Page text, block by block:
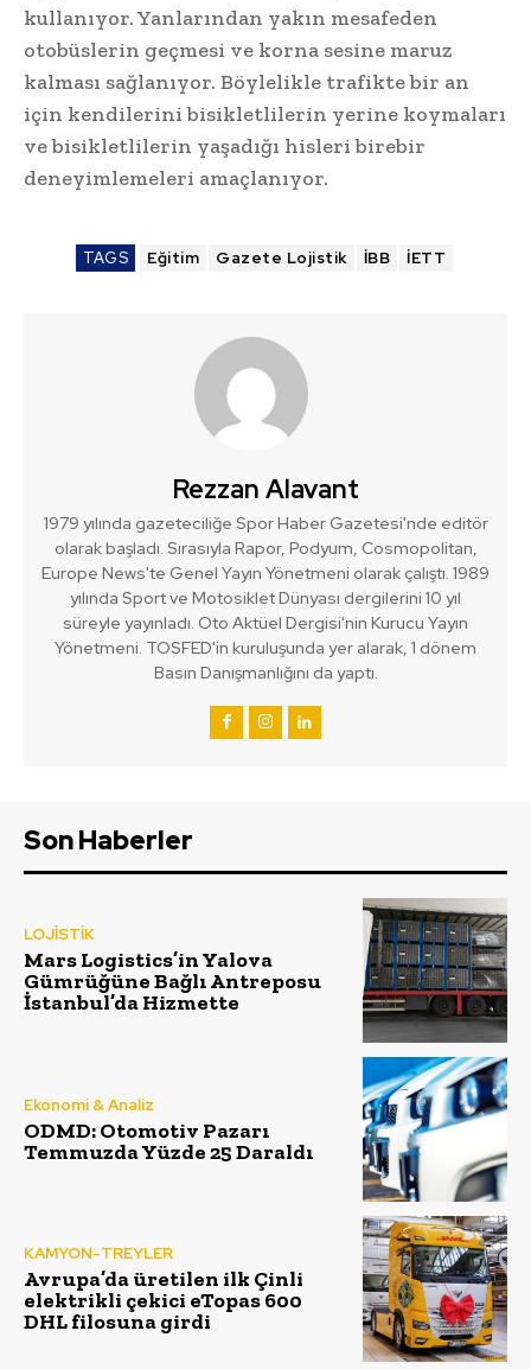
kullanıyor. Yanlarından yakın mesafeden
otobüslerin geçmesi ve korna sesine maruz
kalması sağlanıyor. Böylelikle trafikte bir an
için kendilerini bisikletlilerin yerine koymaları
ve bisikletlilerin yaşadığı hisleri birebir
deneyimlemeleri amaçlanıyor.
TAGS Eğitim Gazete Lojistik İBB İETT
Rezzan Alavant
1979 yılında gazeteciliğe Spor Haber Gazetesi'nde editör
olarak başladı. Sırasıyla Rapor, Podyum, Cosmopolitan,
Europe News'te Genel Yayın Yönetmeni olarak çalıştı. 1989
yılında Sport ve Motosiklet Dünyası dergilerini 10 yıl
süreyle yayınladı. Oto Aktüel Dergisi'nin Kurucu Yayın
Yönetmeni. TOSFED'in kuruluşunda yer alarak, 1 dönem
Basın Danışmanlığını da yaptı.
Son Haberler
LOJİSTİK
Mars Logistics’in Yalova
Gümrüğüne Bağlı Antreposu
İstanbul’da Hizmette
Ekonomi & Analiz
ODMD: Otomotiv Pazarı
Temmuzda Yüzde 25 Daraldı
KAMYON-TREYLER
Avrupa’da üretilen ilk Çinli
elektrikli çekici eTopas 600
DHL filosuna girdi